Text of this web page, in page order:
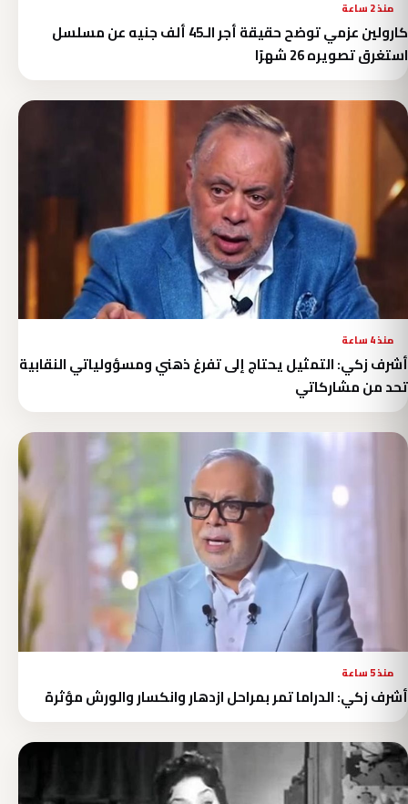
منذ 2 ساعة
كارولين عزمي توضح حقيقة أجر الـ45 ألف جنيه عن مسلسل
استغرق تصويره 26 شهرًا
منذ 4 ساعة
أشرف زكي: التمثيل يحتاج إلى تفرغ ذهني ومسؤولياتي النقابية
تحد من مشاركاتي
منذ 5 ساعة
أشرف زكي: الدراما تمر بمراحل ازدهار وانكسار والورش مؤثرة